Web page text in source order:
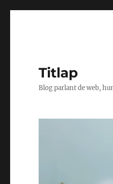
Titlap
Blog parlant de web,